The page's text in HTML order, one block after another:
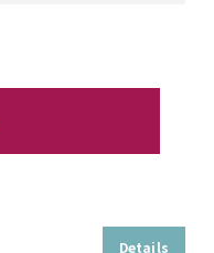
Details